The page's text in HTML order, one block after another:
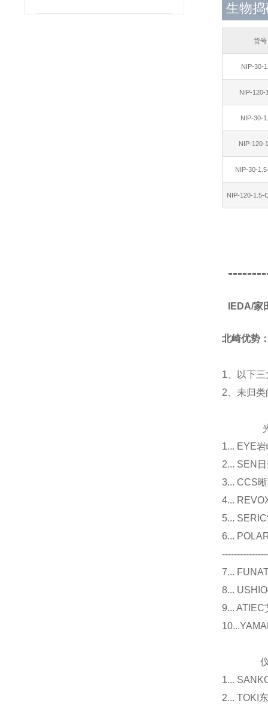
生物
货号
NIP-30-
NIP-120-
NIP-30-
NIP-120-
NIP-30-
NIP-120-1.5-
IEDA/家
北崎优势
1、以下
2、未归
光源
1... EYE
2... SEN
3... CCS
4...
5...
6...
7...
8...
9...
仪器
1...
2... TOKI